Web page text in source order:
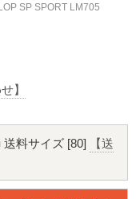
SP SPORT LM705
】
料サイズ [80]
【送